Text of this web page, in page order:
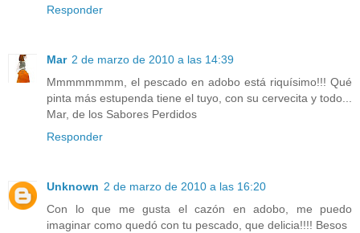
Responder
Mar 2 de marzo de 2010 a las 14:39
Mmmmmmmm, el pescado en adobo está riquísimo!!! Qué
pinta más estupenda tiene el tuyo, con su cervecita y todo...
Mar, de los Sabores Perdidos
Responder
Unknown 2 de marzo de 2010 a las 16:20
Con lo que me gusta el cazón en adobo, me puedo
imaginar como quedó con tu pescado, que delicia!!!! Besos